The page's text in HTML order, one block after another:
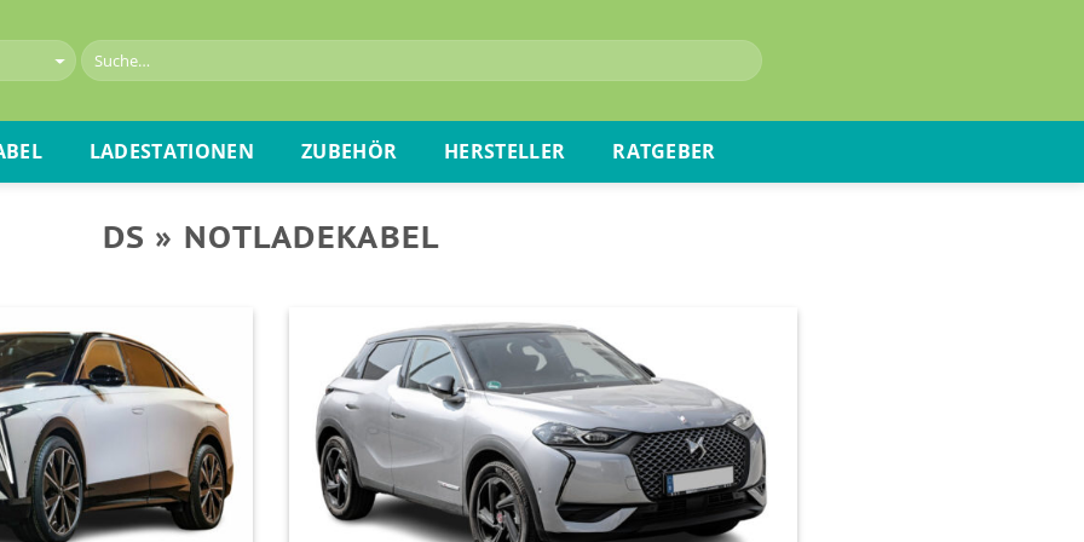
LADESTATIONEN ZUBEHÖR HERSTELLER RATGEBER
DS » NOTLADEKABEL